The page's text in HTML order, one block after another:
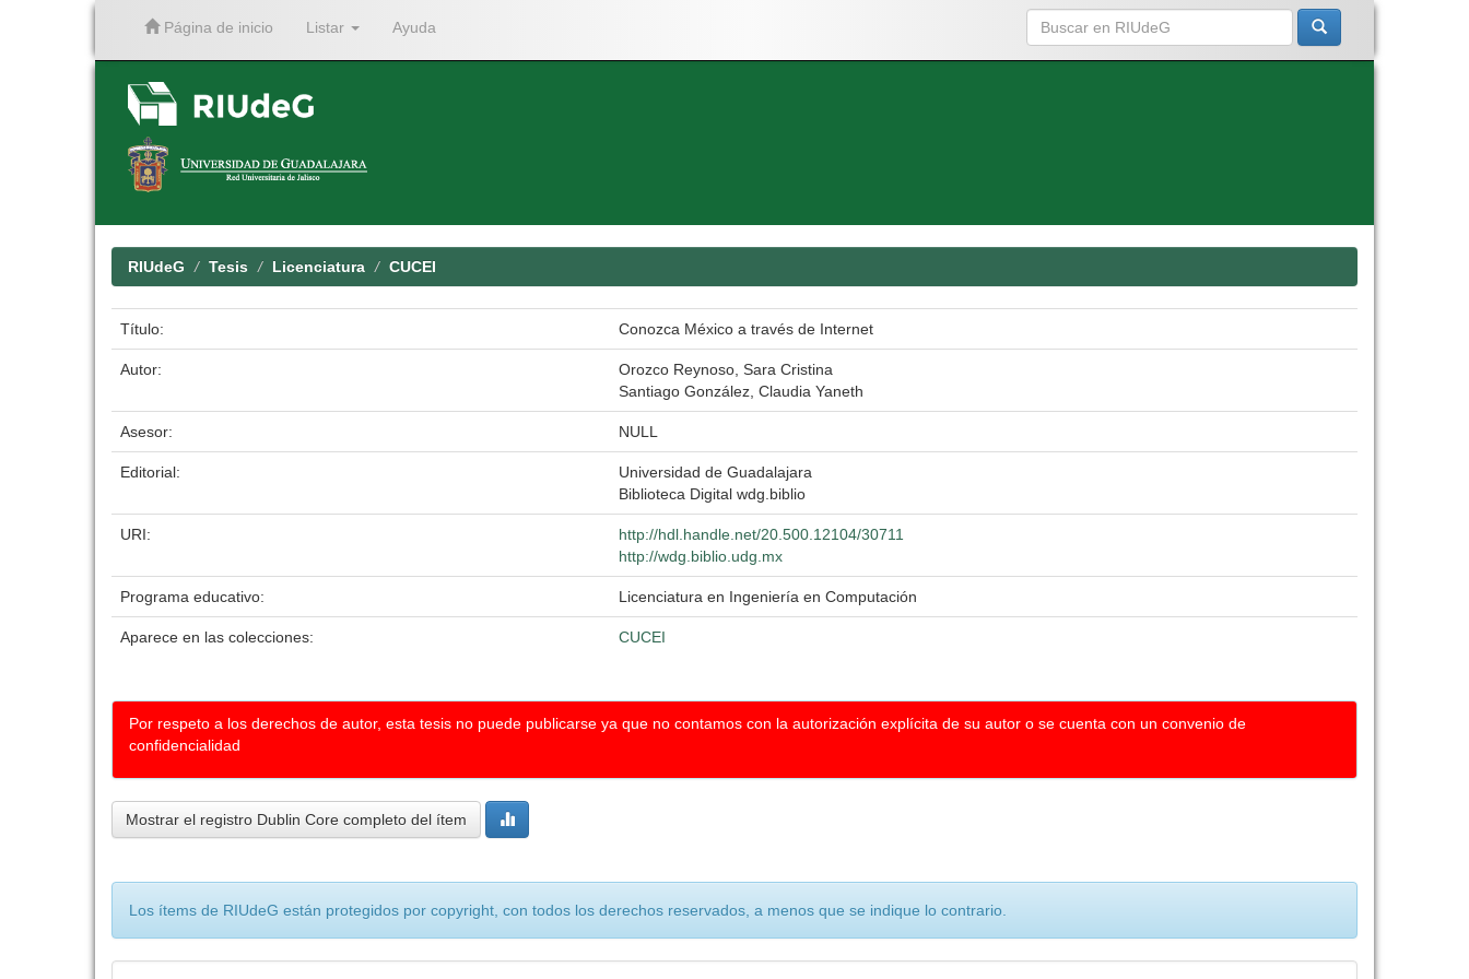
Página de inicio Listar Ayuda
RIUdeG Tesis Licenciatura CUCEI
Título: Conozca México a través de Internet
Autor:
Orozco Reynoso, Sara Cristina
Santiago González, Claudia Yaneth
Asesor: NULL
Editorial:
Universidad de Guadalajara
Biblioteca Digital wdg.biblio
URI:
http://hdl.handle.net/20.500.12104/30711
http://wdg.biblio.udg.mx
Programa educativo: Licenciatura en Ingeniería en Computación
Aparece en las colecciones: CUCEI
Por respeto a los derechos de autor, esta tesis no puede publicarse ya que no contamos con la autorización explícita de su autor o se cuenta con un convenio de
confidencialidad
Mostrar el registro Dublin Core completo del ítem
Los ítems de RIUdeG están protegidos por copyright, con todos los derechos reservados, a menos que se indique lo contrario.